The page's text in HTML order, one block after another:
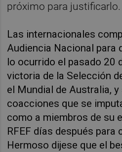
próximo para justificarlo.
Las internacionales
Audiencia Nacional para
lo ocurrido el pasado 20
victoria de la Selección
el Mundial de Australia,
coacciones que se
como a miembros de su
RFEF días después para
Hermoso dijese que el